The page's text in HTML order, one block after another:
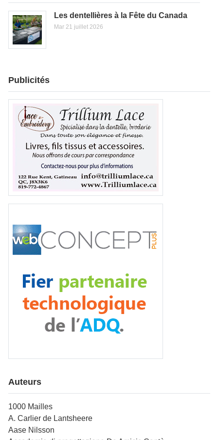
Les dentellières à la Fête du Canada
Mar 21 juillet 2026
Publicités
Auteurs
1000 Mailles
A. Carlier de Lantsheere
Aase Nilsson